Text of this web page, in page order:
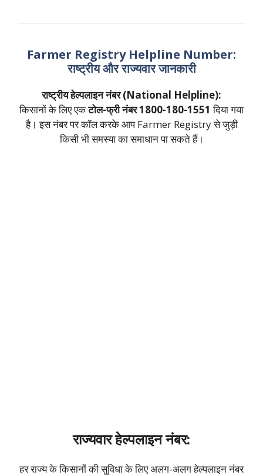
Farmer Registry Helpline Number:
राष्ट्रीय और राज्यवार जानकारी
राष्ट्रीय हेल्पलाइन नंबर (National Helpline):
किसानों के लिए एकटोल-फ्री नंबर 1800-180-1551 दिया गया
है। इस नंबर पर कॉल करके आप Farmer Registry से जुड़ी
किसी भी समस्या का समाधान पा सकते हैं।
राज्यवार हेल्पलाइन नंबर:
हर राज्य के किसानों की सुविधा के लिए अलग-अलग हेल्पलाइन नंबर